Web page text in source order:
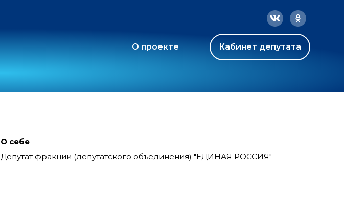
О проекте Кабинет депутата
О себе
Депутат фракции (депутатского объединения) "ЕДИНАЯ РОССИЯ"